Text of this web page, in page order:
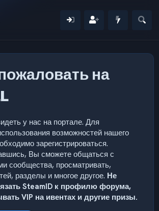
на
у нас на портале. Для
возможностей нашего
зарегистрироваться.
Вы сможете общаться с
сообщества, просматривать,
разделы и многое другое. Не
SteamID к профилю форума,
VIP на ивентах и другие призы.